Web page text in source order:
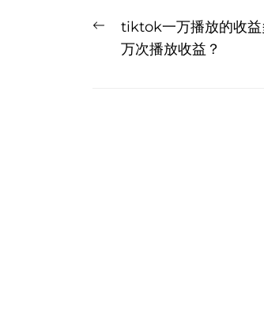
文
Previous
post:
tiktok一万播放的收
万次播放收益？